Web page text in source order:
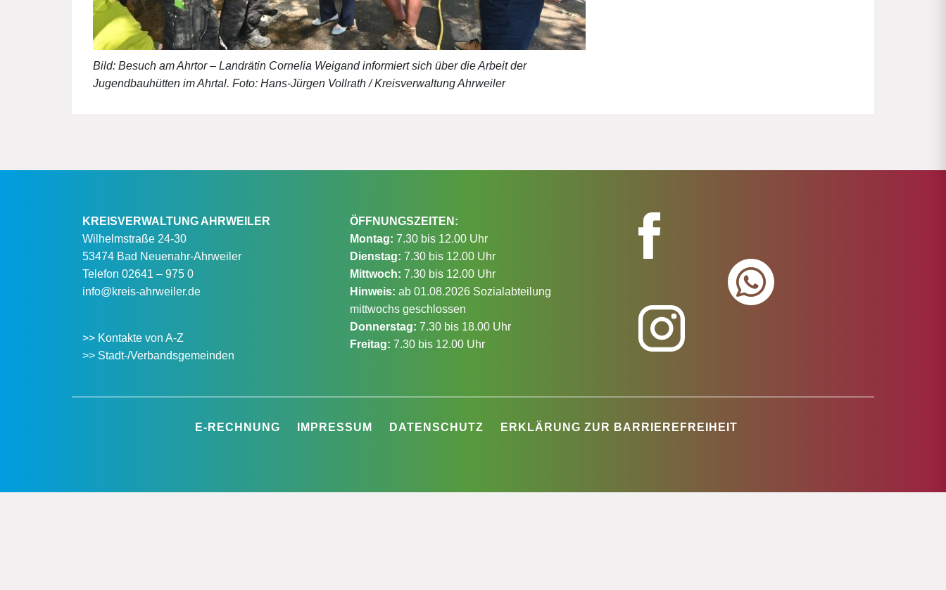
Bild: Besuch am Ahrtor – Landrätin Cornelia Weigand informiert sich über die Arbeit der
Jugendbauhütten im Ahrtal. Foto: Hans-Jürgen Vollrath / Kreisverwaltung Ahrweiler
KREISVERWALTUNG AHRWEILER
Wilhelmstraße 24-30
53474 Bad Neuenahr-Ahrweiler
Telefon 02641 – 975 0
info@kreis-ahrweiler.de
>> Kontakte von A-Z
>> Stadt-/Verbandsgemeinden
ÖFFNUNGSZEITEN:
Montag: 7.30 bis 12.00 Uhr
Dienstag: 7.30 bis 12.00 Uhr
Mittwoch: 7.30 bis 12.00 Uhr
Hinweis: ab 01.08.2026 Sozialabteilung
mittwochs geschlossen
Donnerstag: 7.30 bis 18.00 Uhr
Freitag: 7.30 bis 12.00 Uhr
E-RECHNUNG IMPRESSUM DATENSCHUTZ ERKLÄRUNG ZUR BARRIEREFREIHEIT